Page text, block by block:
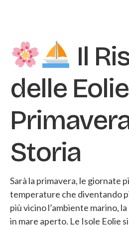
Il
delle
Storia
Sarà la primavera, le giornate
temperature che diventando
più vicino l’ambiente marino,
in mare aperto. Le Isole Eolie